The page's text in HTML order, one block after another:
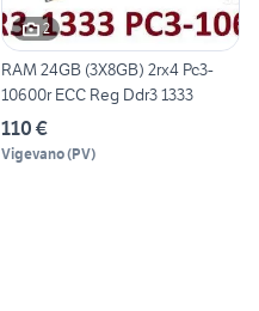
2
RAM 24GB (3X8GB) 2rx4 Pc3-
10600r ECC Reg Ddr3 1333
110 €
Vigevano(PV)